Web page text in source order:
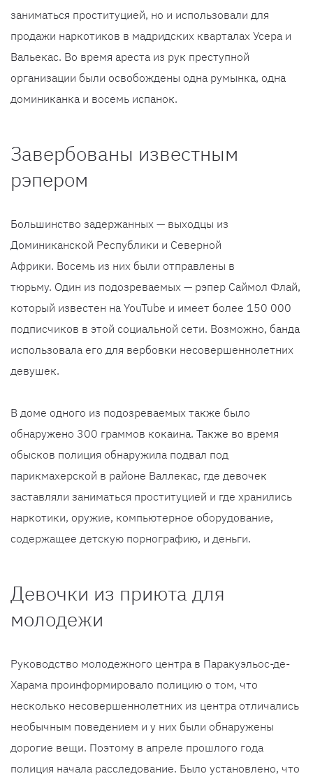
заниматься проституцией, но и использовали для
продажи наркотиков в мадридских кварталах Усера и
Вальекас. Во время ареста из рук преступной
организации были освобождены одна румынка, одна
доминиканка и восемь испанок.
Завербованы известным
рэпером
Большинство задержанных — выходцы из
Доминиканской Республики и Северной
Африки. Восемь из них были отправлены в
тюрьму. Один из подозреваемых — рэпер Саймол Флай,
который известен на YouTube и имеет более 150 000
подписчиков в этой социальной сети. Возможно, банда
использовала его для вербовки несовершеннолетних
девушек.
В доме одного из подозреваемых также было
обнаружено 300 граммов кокаина. Также во время
обысков полиция обнаружила подвал под
парикмахерской в ​​районе Валлекас, где девочек
заставляли заниматься проституцией и где хранились
наркотики, оружие, компьютерное оборудование,
содержащее детскую порнографию, и деньги.
Девочки из приюта для
молодежи
Руководство молодежного центра в Паракуэльос-де-
Харама проинформировало полицию о том, что
несколько несовершеннолетних из центра отличались
необычным поведением и у них были обнаружены
дорогие вещи. Поэтому в апреле прошлого года
полиция начала расследование. Было установлено, что